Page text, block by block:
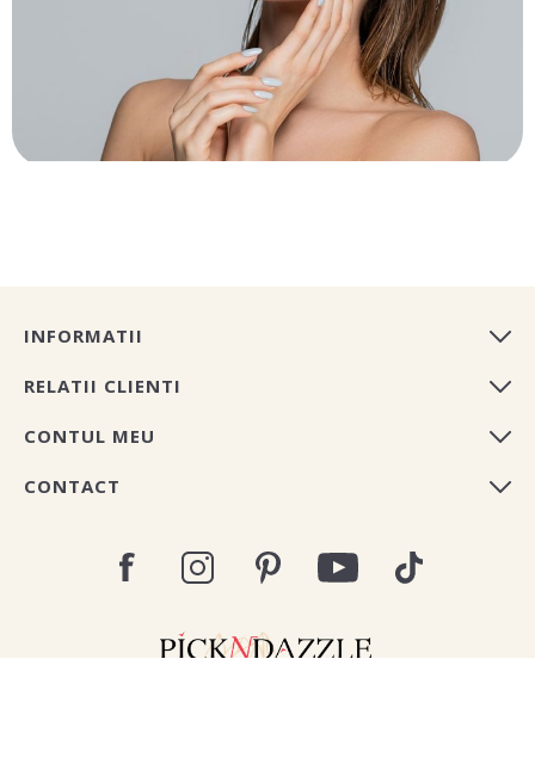
INFORMATII
RELATII CLIENTI
CONTUL MEU
CONTACT